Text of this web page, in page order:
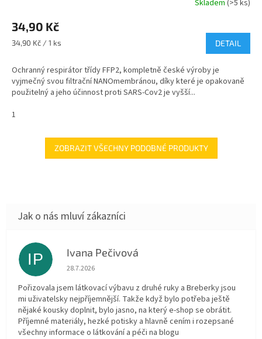
Skladem (>5 ks)
34,90 Kč
Měrná
34,90 Kč / 1 ks DETAIL
Ochranný respirátor třídy FFP2, kompletně české výroby je
vyjmečný svou filtrační NANOmembránou, díky které je opakovaně
použitelný a jeho účinnost proti SARS-Cov2 je vyšší...
1
ZOBRAZIT VŠECHNY PODOBNÉ PRODUKTY
IP Ivana Pečivová
Hodnocení obchodu je 5 z 5 hvězdiček.
28.7.2026
Pořizovala jsem látkovací výbavu z druhé ruky a Breberky jsou
mi uživatelsky nejpříjemnější. Takže když bylo potřeba ještě
nějaké kousky doplnit, bylo jasno, na který e-shop se obrátit.
Příjemné materiály, hezké potisky a hlavně cením i rozepsané
všechny informace o látkování a péči na blogu